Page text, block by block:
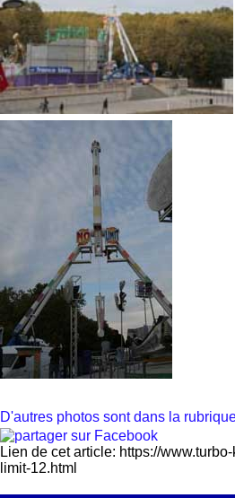
D'autres photos sont dans la
Lien de cet article: https://
limit-12.html